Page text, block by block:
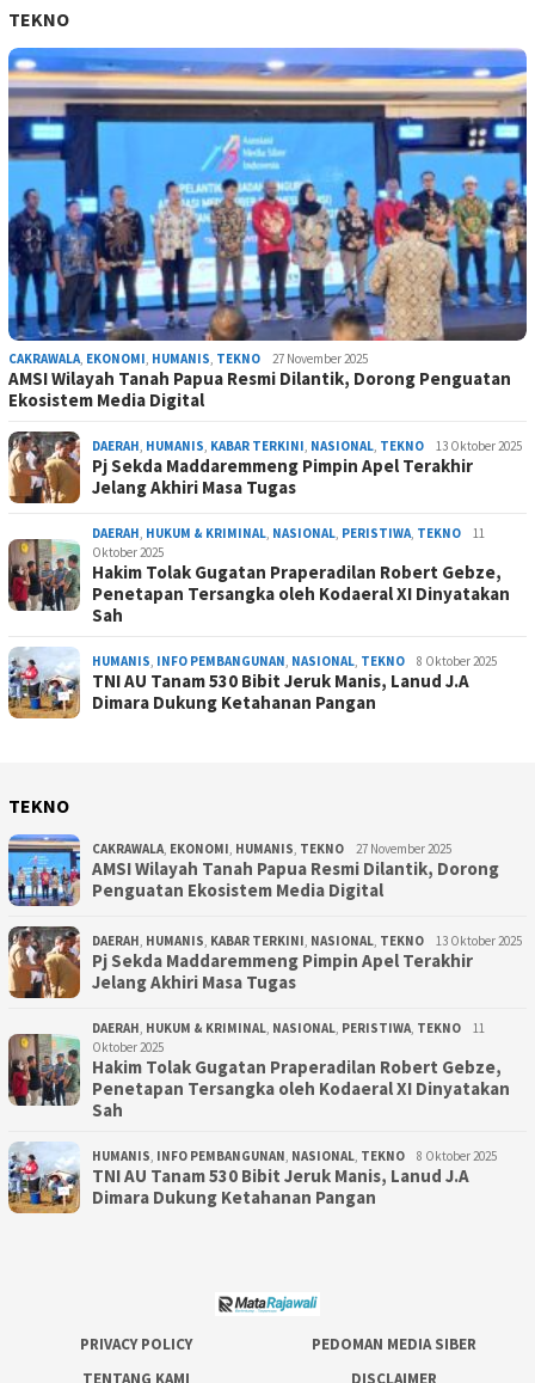
TEKNO
CAKRAWALA, EKONOMI, HUMANIS, TEKNO 27 November 2025
AMSI Wilayah Tanah Papua Resmi Dilantik, Dorong Penguatan
Ekosistem Media Digital
DAERAH, HUMANIS, KABAR TERKINI, NASIONAL, TEKNO 13 Oktober 2025
Pj Sekda Maddaremmeng Pimpin Apel Terakhir
Jelang Akhiri Masa Tugas
DAERAH, HUKUM & KRIMINAL, NASIONAL, PERISTIWA, TEKNO
11
Oktober 2025
Hakim Tolak Gugatan Praperadilan Robert Gebze,
Penetapan Tersangka oleh Kodaeral XI Dinyatakan
Sah
HUMANIS, INFO PEMBANGUNAN, NASIONAL, TEKNO 8 Oktober 2025
TNI AU Tanam 530 Bibit Jeruk Manis, Lanud J.A
Dimara Dukung Ketahanan Pangan
TEKNO
CAKRAWALA, EKONOMI, HUMANIS, TEKNO 27 November 2025
AMSI Wilayah Tanah Papua Resmi Dilantik, Dorong
Penguatan Ekosistem Media Digital
DAERAH, HUMANIS, KABAR TERKINI, NASIONAL, TEKNO 13 Oktober 2025
Pj Sekda Maddaremmeng Pimpin Apel Terakhir
Jelang Akhiri Masa Tugas
DAERAH, HUKUM & KRIMINAL, NASIONAL, PERISTIWA, TEKNO
11
Oktober 2025
Hakim Tolak Gugatan Praperadilan Robert Gebze,
Penetapan Tersangka oleh Kodaeral XI Dinyatakan
Sah
HUMANIS, INFO PEMBANGUNAN, NASIONAL, TEKNO 8 Oktober 2025
TNI AU Tanam 530 Bibit Jeruk Manis, Lanud J.A
Dimara Dukung Ketahanan Pangan
PRIVACY POLICY
PEDOMAN MEDIA SIBER